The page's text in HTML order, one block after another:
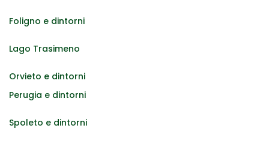
Foligno e dintorni
Lago Trasimeno
Orvieto e dintorni
Perugia e dintorni
Spoleto e dintorni